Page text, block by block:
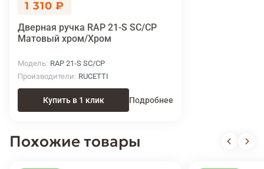
1 310 ₽
Дверная ручка RAP 21-S SC/CP
Матовый хром/Хром
Модель RAP 21-S SC/CP
Производители RUCETTI
Купить в 1 клик Подробнее
Похожие товары